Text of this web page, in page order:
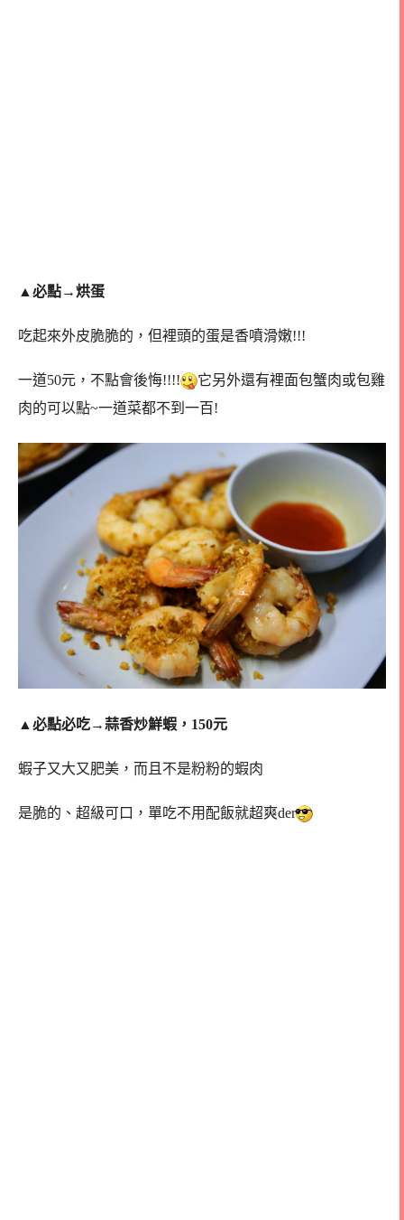
▲ 必點→烘蛋
吃起來外皮脆脆的，但裡頭的蛋是香噴滑嫩!!!
一道50元，不點會後悔!!!!
它另外還有裡面包蟹肉或包雞
肉的可以點~一道菜都不到一百!
▲ 必點必吃→蒜香炒鮮蝦，150元
蝦子又大又肥美，而且不是粉粉的蝦肉
是脆的、超級可口，單吃不用配飯就超爽der